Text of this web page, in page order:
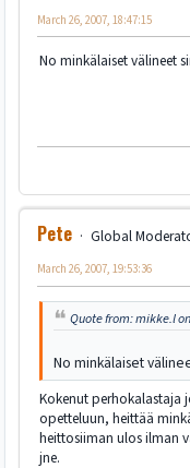
March 26, 2007, 18:47:15
No minkälaiset välineet
Pete
Global
March 26, 2007, 19:53:36
Quote from: mikke.l
No minkälaiset
Kokenut perhokalastaja
opetteluun, heittää
heittosiiman ulos ilman
jne.